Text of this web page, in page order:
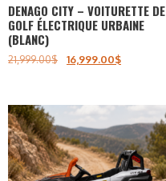
DENAGO CITY – VOITURETTE DE
GOLF ÉLECTRIQUE URBAINE
(BLANC)
21,999.00$ 16,999.00$